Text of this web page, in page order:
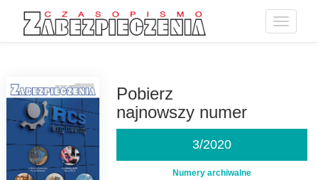
Toggle
Pobierz
najnowszy numer
3/2020
Numery archiwalne